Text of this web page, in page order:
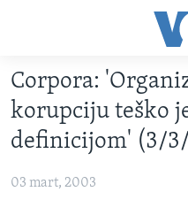
glavni
sadržaj
Pređi
na
glavnu
TV PROGRAM
VIDEO
FOTOGRAFIJE DANA
VIJESTI
Corpora:
korupciju teško
definicijom' (3/
03 mart, 2003